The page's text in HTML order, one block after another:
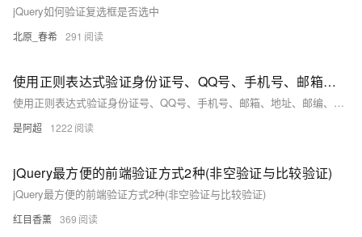
jQuery如何验证复选框是否选中
北原_春希 291
使用正则表达式验证身份证号、QQ号、手机号、邮箱、地址、邮编、银行卡号、学号、车牌号、快递单号、验证码、ISBN号、网址、IPV4地址、IPV6地址、出生年月日、姓名3
使用正则表达式验证身份证号、QQ号、手机号、邮箱、地址、邮编、银行卡号、学号、车牌号、快递单号、验证码、ISBN号、网址、IPV4地址、IPV6地址、出生年月日、姓名
是阿超 1222
jQuery最方便的前端验证方式2种(非空验证与比较验证)
jQuery最方便的前端验证方式2种(非空验证与比较验证)
红目香薰 369